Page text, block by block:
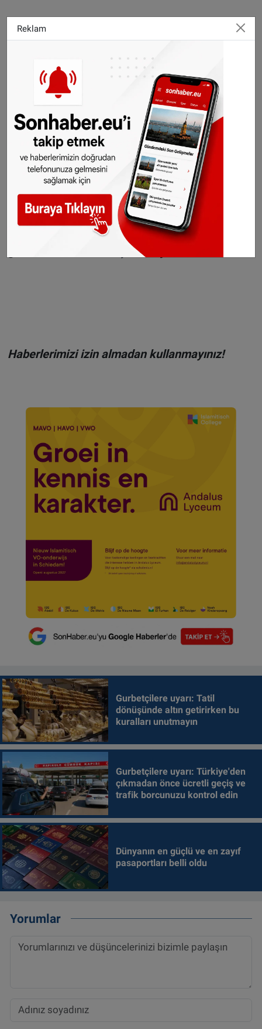
Hacire ve kızı Rüveyda Öztürk'ün cenazelerinin,
yarın Trabzon'da toprağa verileceği öğrenildi.
Kazayla ilgili soruşturma başlatıldı.
WhatsApp’ta ücretsiz bültenimize abone olun,
Hollanda ve diğer Avrupa ülkeleri gündeminden
seçtiğimiz haberler her gün telefonunuza
Abone olmak için tıklayın
Haberlerimizi izin almadan kullanmayınız!
Gurbetçilere uyarı: Tatil
dönüşünde altın getirirken bu
kuralları unutmayın
Gurbetçilere uyarı: Türkiye'den
çıkmadan önce ücretli geçiş ve
trafik borcunuzu kontrol edin
Dünyanın en güçlü ve en zayıf
pasaportları belli oldu
Yorumlar
Reklam